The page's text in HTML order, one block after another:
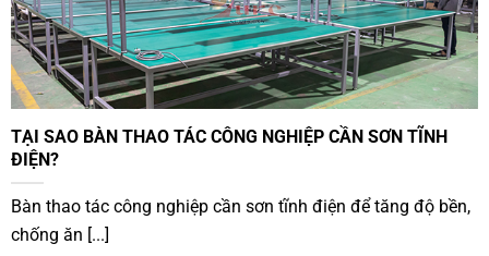
TẠI SAO BÀN THAO TÁC CÔNG NGHIỆP CẦN SƠN TĨNH
ĐIỆN?
Bàn thao tác công nghiệp cần sơn tĩnh điện để tăng độ bền,
chống ăn [...]